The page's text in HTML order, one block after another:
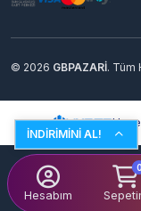
İNDİRİMİNİ AL!
Hesabım
0
© 2026 GBPAZARİ. Tüm